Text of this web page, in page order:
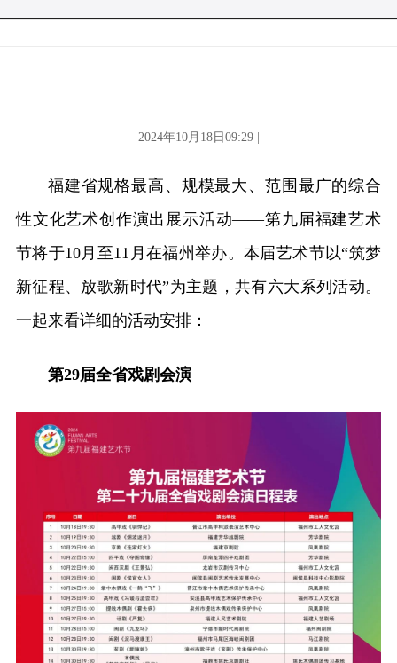
2024年10月18日09:29 |
福建省规格最高、规模最大、范围最广的综合
性文化艺术创作演出展示活动——第九届福建艺术
节将于10月至11月在福州举办。本届艺术节以“筑梦
新征程、放歌新时代”为主题，共有六大系列活动。
一起来看详细的活动安排：
第29届全省戏剧会演